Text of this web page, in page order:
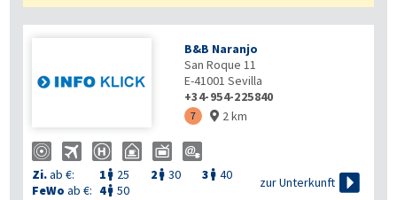
B&B Naranjo
San Roque 11
E-41001 Sevilla
+34-954-225840
7  2 km
Zi.ab €: 1  25 2  30 3  40
FeWo ab €: 4 50
zur Unterkunft 